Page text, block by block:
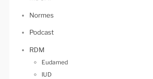
Normes
Podcast
RDM
Eudamed
IUD